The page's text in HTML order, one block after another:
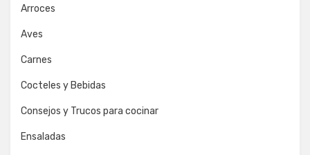
Arroces
Aves
Carnes
Cocteles y Bebidas
Consejos y Trucos para cocinar
Ensaladas